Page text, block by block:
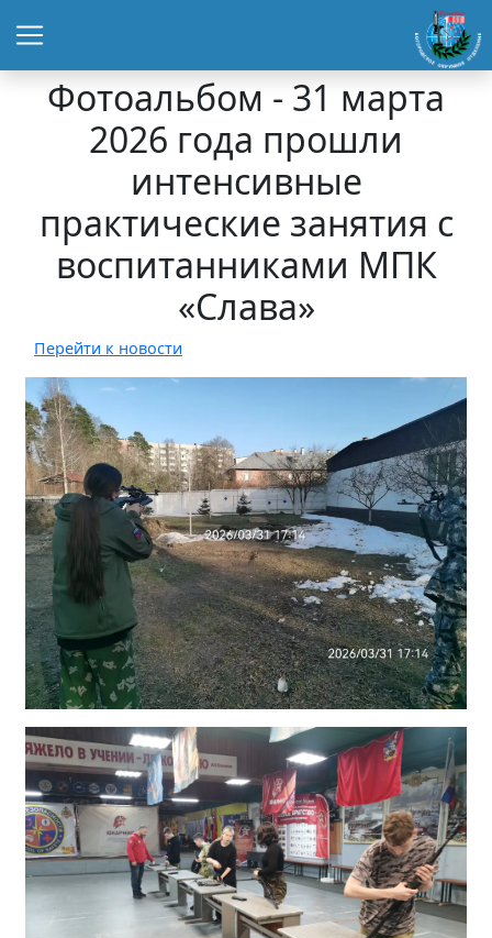
Фотоальбом - 31 марта
2026 года прошли
интенсивные
практические занятия с
воспитанниками МПК
«Слава»
Перейти к новости